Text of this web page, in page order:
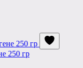
250 гр